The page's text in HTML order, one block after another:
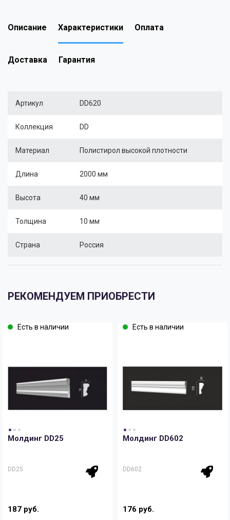
Описание Характеристики Оплата
Доставка Гарантия
Артикул DD620
Коллекция DD
Материал Полистирол высокой плотности
Длина 2000 мм
Высота 40 мм
Толщина 10 мм
Страна Россия
РЕКОМЕНДУЕМ ПРИОБРЕСТИ
Есть в наличии
Молдинг DD25
DD25
187 руб.
Есть в наличии
Молдинг DD602
DD602
176 руб.